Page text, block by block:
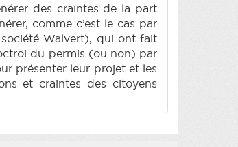
des craintes de la part
comme c’est le cas par
Walvert), qui ont fait
du permis (ou non) par
présenter leur projet et les
et craintes des citoyens